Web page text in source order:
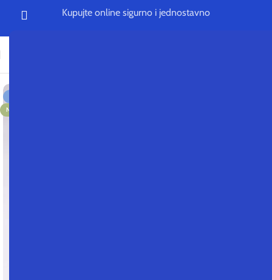
Kupujte online sigurno i jednostavno
NOVO